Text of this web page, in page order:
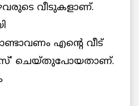
വീടുകളാണ്.
എന്റെ വീട്
ചെയ്തുപോയതാണ്.